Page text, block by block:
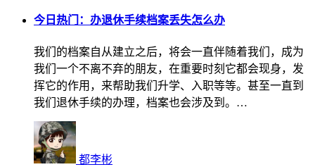
今日热门：办退休手续档案丢失怎么办
我们的档案自从建立之后，将会一直伴随着我们，成为
我们一个不离不弃的朋友，在重要时刻它都会现身，发
挥它的作用，来帮助我们升学、入职等等。甚至一直到
我们退休手续的办理，档案也会涉及到。…
都李彬